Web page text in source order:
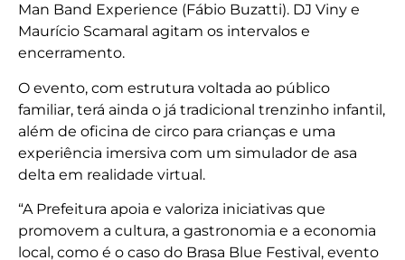
Man Band Experience (Fábio Buzatti). DJ Viny e
Maurício Scamaral agitam os intervalos e
encerramento.
O evento, com estrutura voltada ao público
familiar, terá ainda o já tradicional trenzinho infantil,
além de oficina de circo para crianças e uma
experiência imersiva com um simulador de asa
delta em realidade virtual.
“A Prefeitura apoia e valoriza iniciativas que
promovem a cultura, a gastronomia e a economia
local, como é o caso do Brasa Blue Festival, evento